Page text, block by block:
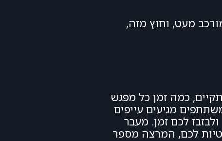
מעט, וחוץ מזה,
כמה זמן כל מפגש
מגיעים עייפים
לכם זמן. מעבר
לכם, המרצה מספר